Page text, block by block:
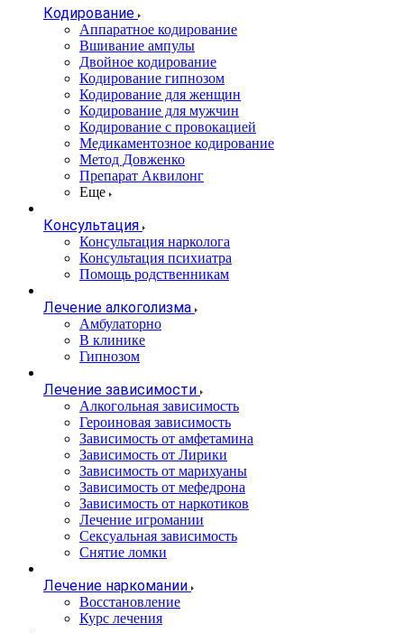
Кодирование
Аппаратное кодирование
Вшивание ампулы
Двойное кодирование
Кодирование гипнозом
Кодирование для женщин
Кодирование для мужчин
Кодирование с провокацией
Медикаментозное кодирование
Метод Довженко
Препарат Аквилонг
Еще
Консультация
Консультация нарколога
Консультация психиатра
Помощь родственникам
Лечение алкоголизма
Амбулаторно
В клинике
Гипнозом
Лечение зависимости
Алкогольная зависимость
Героиновая зависимость
Зависимость от амфетамина
Зависимость от Лирики
Зависимость от марихуаны
Зависимость от мефедрона
Зависимость от наркотиков
Лечение игромании
Сексуальная зависимость
Снятие ломки
Лечение наркомании
Восстановление
Курс лечения